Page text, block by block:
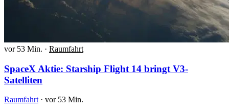
vor 53 Min. · Raumfahrt
SpaceX Aktie: Starship Flight 14 bringt V3-
Satelliten
Raumfahrt · vor 53 Min.